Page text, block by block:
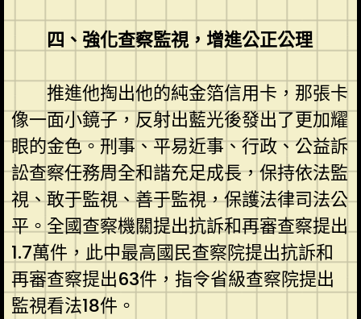
四、強化查察監視，增進公正公理
推進他掏出他的純金箔信用卡，那張卡
像一面小鏡子，反射出藍光後發出了更加耀
眼的金色。刑事、平易近事、行政、公益訴
訟查察任務周全和諧充足成長，保持依法監
視、敢于監視、善于監視，保護法律司法公
平。全國查察機關提出抗訴和再審查察提出
1.7萬件，此中最高國民查察院提出抗訴和
再審查察提出63件，指令省級查察院提出
監視看法18件。